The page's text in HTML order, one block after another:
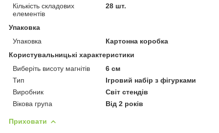
Кількість складових
елементів
28 шт.
Упаковка
Упаковка
Картонна коробка
Користувальницькі характеристики
Виберіть висоту магнітів
6 см
Тип
Ігровий набір з фігурками
Виробник
Світ стендів
Вікова група
Від 2 років
Приховати